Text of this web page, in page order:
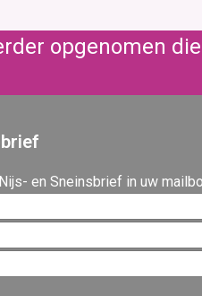
opgenomen
en Sneinsbrief in uw